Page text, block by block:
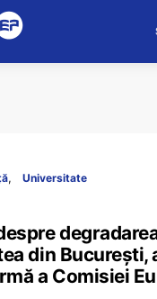
Universitate
din București,
a Comisiei